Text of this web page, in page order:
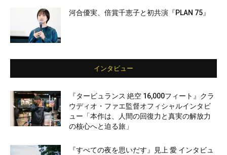
河合優実、倍賞千恵子と初共演『PLAN 75』
インタビュー
『タービュランス 絶空 16,000フィート』クラ
ウディオ・ファエ監督オフィシャルインタビ
ュー「本作は、人間の回復力と真実の解放力
の核心へと迫る旅」
『すべての夜を思いだす』見上 愛 インタビュ